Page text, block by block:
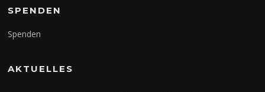
SPENDEN
Spenden
AKTUELLES